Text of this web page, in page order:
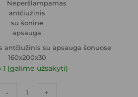
šonuose
antčiužinis su apsauga šonuose
160x200x30
1 (galime užsakyti)
- +